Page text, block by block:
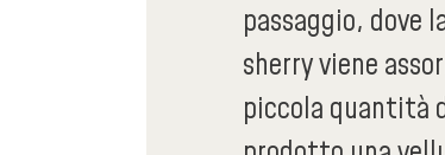
passaggio, dove
sherry viene
piccola quantità